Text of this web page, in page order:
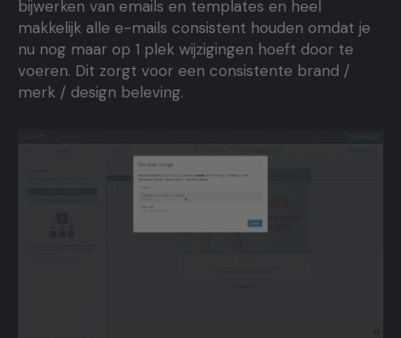
bijwerken van emails en templates en heel
makkelijk alle e-mails consistent houden omdat je
nu nog maar op 1 plek wijzigingen hoeft door te
voeren. Dit zorgt voor een consistente brand /
merk / design beleving.